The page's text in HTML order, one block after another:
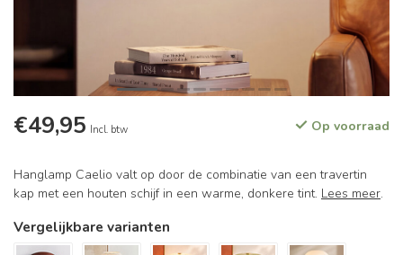
€49,95 Incl. btw Op voorraad
Hanglamp Caelio valt op door de combinatie van een travertin
kap met een houten schijf in een warme, donkere tint. Lees meer.
Vergelijkbare varianten